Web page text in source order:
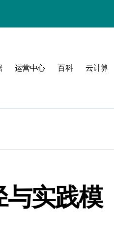
运营中心 百科 云计算
实践模